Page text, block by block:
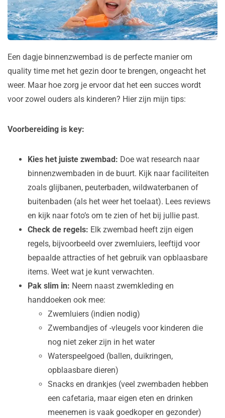
Een dagje binnenzwembad is de perfecte manier om
quality time met het gezin door te brengen, ongeacht het
weer. Maar hoe zorg je ervoor dat het een succes wordt
voor zowel ouders als kinderen? Hier zijn mijn tips:
Voorbereiding is key:
Kies het juiste zwembad: Doe wat research naar
binnenzwembaden in de buurt. Kijk naar faciliteiten
zoals glijbanen, peuterbaden, wildwaterbanen of
buitenbaden (als het weer het toelaat). Lees reviews
en kijk naar foto’s om te zien of het bij jullie past.
Check de regels: Elk zwembad heeft zijn eigen
regels, bijvoorbeeld over zwemluiers, leeftijd voor
bepaalde attracties of het gebruik van opblaasbare
items. Weet wat je kunt verwachten.
Pak slim in: Neem naast zwemkleding en
handdoeken ook mee:
Zwemluiers (indien nodig)
Zwembandjes of -vleugels voor kinderen die
nog niet zeker zijn in het water
Waterspeelgoed (ballen, duikringen,
opblaasbare dieren)
Snacks en drankjes (veel zwembaden hebben
een cafetaria, maar eigen eten en drinken
meenemen is vaak goedkoper en gezonder)